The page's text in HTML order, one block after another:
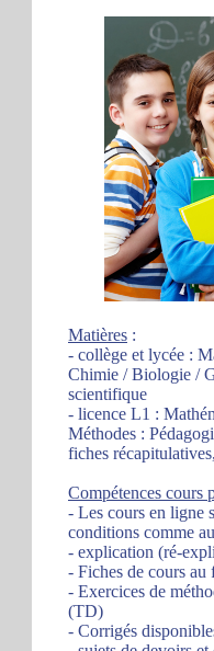
Matières :
- collège et lycée :
Chimie / Biologie /
scientifique
- licence L1 :
Méthodes :
fiches
Compétences cours
- Les cours en ligne
conditions comme
- explication (ré-
- Fiches de cours
- Exercices de
(TD)
- Corrigés